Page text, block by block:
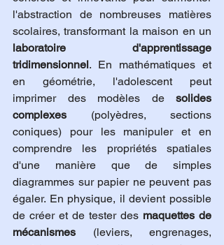
l'abstraction de nombreuses matières
laboratoire d'apprentissage
tridimensionnel. En mathématiques et
en géométrie, l'adolescent peut
imprimer des modèles de solides
complexes (polyèdres, sections
coniques) pour les manipuler et en
comprendre les propriétés spatiales
d'une manière que de simples
diagrammes sur papier ne peuvent pas
égaler. En physique, il devient possible
de créer et de tester des maquettes de
mécanismes (leviers, engrenages,